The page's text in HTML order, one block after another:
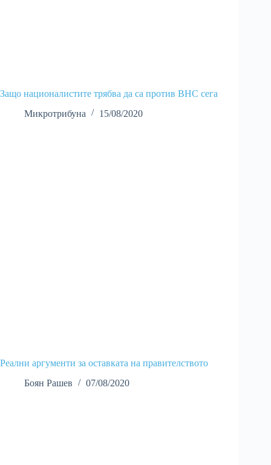
Защо националистите трябва да са против ВНС сега
Микротрибуна
15/08/2020
Реални аргументи за оставката на правителството
Боян Рашев
07/08/2020